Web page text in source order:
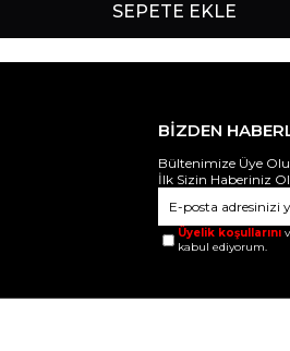
BİZDEN
Bültenimize Üye
İlk Sizin Haberiniz
Üyelik koşullarını
kabul ediyorum.